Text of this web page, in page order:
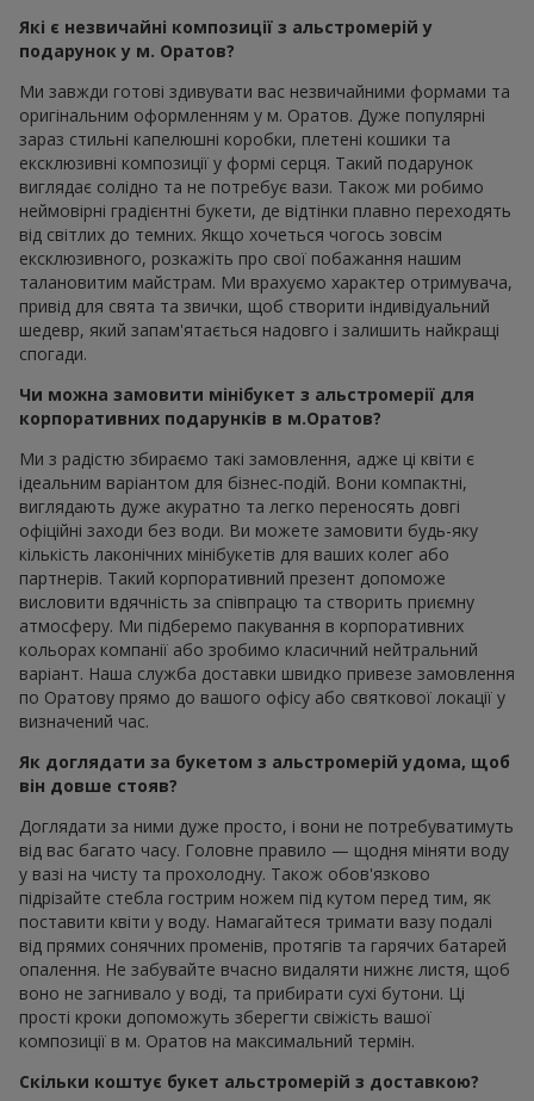
Які є незвичайні композиції з альстромерій у
подарунок у м. Оратов?
Ми завжди готові здивувати вас незвичайними формами та
оригінальним оформленням у м. Оратов. Дуже популярні
зараз стильні капелюшні коробки, плетені кошики та
ексклюзивні композиції у формі серця. Такий подарунок
виглядає солідно та не потребує вази. Також ми робимо
неймовірні градієнтні букети, де відтінки плавно переходять
від світлих до темних. Якщо хочеться чогось зовсім
ексклюзивного, розкажіть про свої побажання нашим
талановитим майстрам. Ми врахуємо характер отримувача,
привід для свята та звички, щоб створити індивідуальний
шедевр, який запам'ятається надовго і залишить найкращі
спогади.
Чи можна замовити мінібукет з альстромерії для
корпоративних подарунків в м.Оратов?
Ми з радістю збираємо такі замовлення, адже ці квіти є
ідеальним варіантом для бізнес-подій. Вони компактні,
виглядають дуже акуратно та легко переносять довгі
офіційні заходи без води. Ви можете замовити будь-яку
кількість лаконічних мінібукетів для ваших колег або
партнерів. Такий корпоративний презент допоможе
висловити вдячність за співпрацю та створить приємну
атмосферу. Ми підберемо пакування в корпоративних
кольорах компанії або зробимо класичний нейтральний
варіант. Наша служба доставки швидко привезе замовлення
по Оратову прямо до вашого офісу або святкової локації у
визначений час.
Як доглядати за букетом з альстромерій удома, щоб
він довше стояв?
Доглядати за ними дуже просто, і вони не потребуватимуть
від вас багато часу. Головне правило — щодня міняти воду
у вазі на чисту та прохолодну. Також обов'язково
підрізайте стебла гострим ножем під кутом перед тим, як
поставити квіти у воду. Намагайтеся тримати вазу подалі
від прямих сонячних променів, протягів та гарячих батарей
опалення. Не забувайте вчасно видаляти нижнє листя, щоб
воно не загнивало у воді, та прибирати сухі бутони. Ці
прості кроки допоможуть зберегти свіжість вашої
композиції в м. Оратов на максимальний термін.
Скільки коштує букет альстромерій з доставкою?